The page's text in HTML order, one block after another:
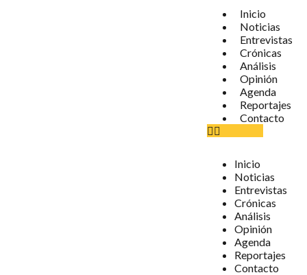
Inicio
Noticias
Entrevistas
Crónicas
Análisis
Opinión
Agenda
Reportajes
Contacto
Inicio
Noticias
Entrevistas
Crónicas
Análisis
Opinión
Agenda
Reportajes
Contacto